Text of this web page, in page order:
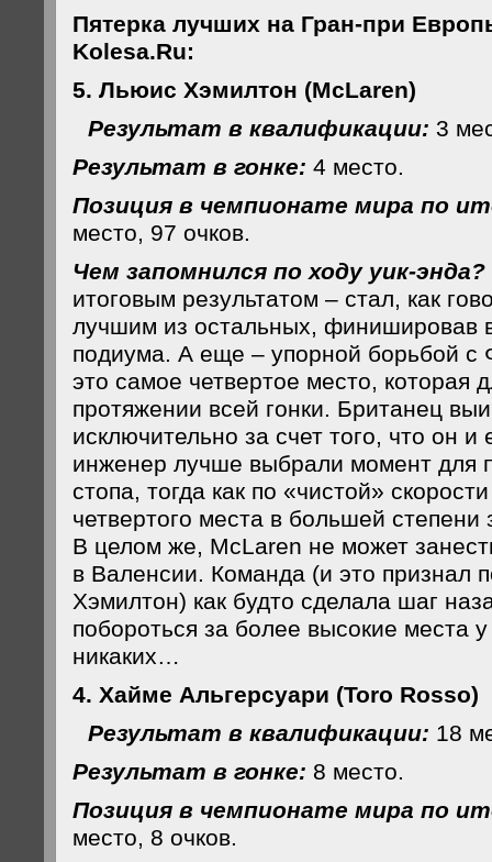
Пятерка лучших на Гран-при
Kolesa.Ru:
5. Льюис Хэмилтон (McLaren)
Результат в квалификации: 3
Результат в гонке: 4 место.
Позиция в чемпионате мира по
место, 97 очков.
Чем запомнился по ходу уик-энда?
итоговым результатом – стал, как
лучшим из остальных, финишировав
подиума. А еще – упорной борьбой с
это самое четвертое место, которая
протяжении всей гонки. Британец
исключительно за счет того, что он и
инженер лучше выбрали момент для
стопа, тогда как по «чистой»
четвертого места в большей
В целом же, McLaren не может
в Валенсии. Команда (и это признал
Хэмилтон) как будто сделала шаг
побороться за более высокие места
никаких…
4. Хайме Альгерсуари (Toro Rosso)
Результат в квалификации: 18
Результат в гонке: 8 место.
Позиция в чемпионате мира по
место, 8 очков.